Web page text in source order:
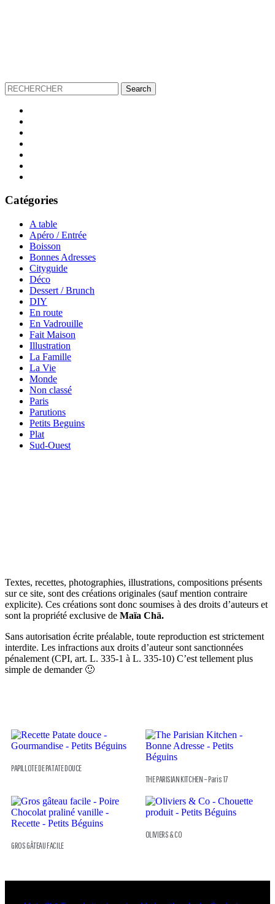
Catégories
A table
Apéro / Entrée
Boisson
Bonnes Adresses
Cityguide
Déco
Dessert / Brunch
DIY
En route
En Vadrouille
Fait Maison
Illustration
La Famille
La Vie
Monde
Non classé
Paris
Parutions
Petits Beguins
Plat
Sud-Ouest
Textes, recettes, photographies, illustrations, compositions présents
sur ce site, sont des créations originales (sauf mention contraire
explicite). Ces créations sont donc soumises à des droits d’auteurs et
sont la propriété exclusive de Maïa Chä.
Sans autorisation écrite préalable, toute reproduction est strictement
interdite. Les infractions aux droits d’auteur sont sanctionnées
pénalement (CPI, art. L. 335-1 à L. 335-10) C’est tellement plus
simple de demander 🙂
PAPILLOTE DE PATATE DOUCE
THE PARISIAN KITCHEN – Paris 17
GROS GÂTEAU FACILE
OLIVIERS & CO